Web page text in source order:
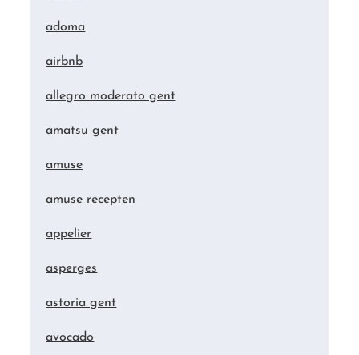
adoma
airbnb
allegro moderato gent
amatsu gent
amuse
amuse recepten
appelier
asperges
astoria gent
avocado